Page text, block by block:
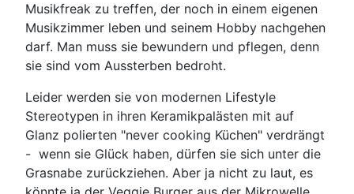
Musikfreak zu treffen, der noch in einem eigenen
Musikzimmer leben und seinem Hobby nachgehen
darf. Man muss sie bewundern und pflegen, denn
sie sind vom Aussterben bedroht.
Leider werden sie von modernen Lifestyle
Stereotypen in ihren Keramikpalästen mit auf
Glanz polierten "never cooking Küchen" verdrängt
- wenn sie Glück haben, dürfen sie sich unter die
Grasnabe zurückziehen. Aber ja nicht zu laut, es